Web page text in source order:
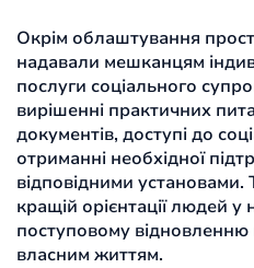
Окрім облаштування
надавали мешканцям
послуги соціального
вирішенні практичних
документів, доступі до
отриманні необхідної
відповідними установами.
кращій орієнтації людей у
поступовому
власним життям.